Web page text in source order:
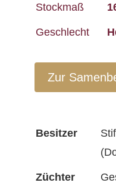
Stockmaß
Geschlecht
Zur
Besitzer
Züchter